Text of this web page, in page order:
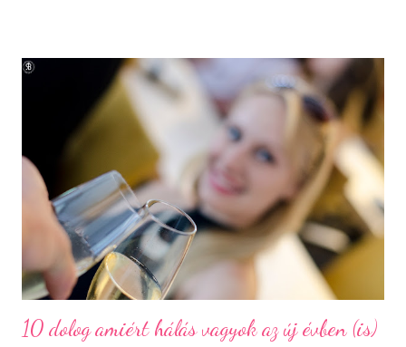
lakott, bővelkedik régészeti feltárásokban és kincsekben,
melyeket a város a mai napig lelkiismeretesen ápol és büszkén
meg is mutat a világnak. A százhalom előtag a település
határában húzódó halomsírokra utal, melyeket ma is meg lehet
tekinteni a régészeti parkban. De még mielőtt ide eljutnánk,
érdemes megállni a gyönyörűen felújított főtéren, ahol a
Makovecz Imre által tervezett Szent István Templom magas...
10 dolog amiért hálás vagyok az új évben (is)